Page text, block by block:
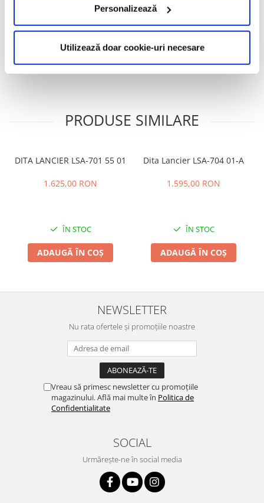
Personalizează
Utilizează doar cookie-uri necesare
(0)
PRODUSE SIMILARE
DITA LANCIER LSA-701 55 01
1.625,00 RON
ÎN STOC
ADAUGĂ ÎN COȘ
Dita Lancier LSA-704 01-A
1.595,00 RON
ÎN STOC
ADAUGĂ ÎN COȘ
NEWSLETTER
Nu rata ofertele și promoțiile noastre
Vreau să primesc newsletter cu promoțiile
magazinului. Află mai multe în Politica de
Confidentialitate
SOCIAL
Urmărește-ne în social media